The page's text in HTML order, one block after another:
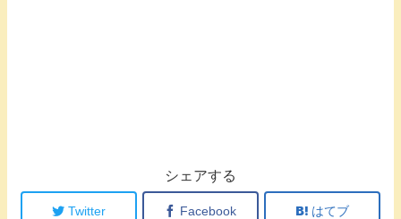
シェアする
Twitter Facebook はてブ